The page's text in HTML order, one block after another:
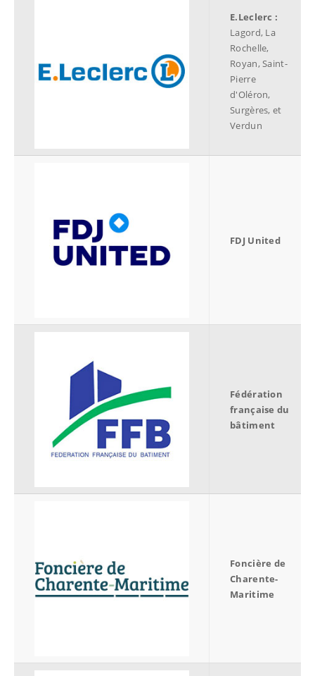
E.Leclerc :
Lagord, La
Rochelle,
Royan, Saint-
Pierre
d'Oléron,
Surgères, et
Verdun
FDJ United
Fédération
française du
bâtiment
Foncière de
Charente-
Maritime